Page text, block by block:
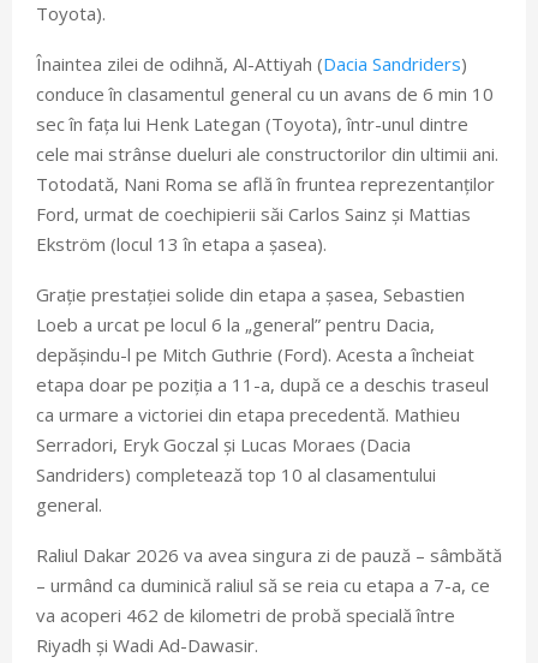
Toyota).
Înaintea zilei de odihnă, Al-Attiyah (Dacia Sandriders)
conduce în clasamentul general cu un avans de 6 min 10
sec în fața lui Henk Lategan (Toyota), într-unul dintre
cele mai strânse dueluri ale constructorilor din ultimii ani.
Totodată, Nani Roma se află în fruntea reprezentanților
Ford, urmat de coechipierii săi Carlos Sainz și Mattias
Ekström (locul 13 în etapa a șasea).
Grație prestației solide din etapa a șasea, Sebastien
Loeb a urcat pe locul 6 la „general” pentru Dacia,
depășindu-l pe Mitch Guthrie (Ford). Acesta a încheiat
etapa doar pe poziția a 11-a, după ce a deschis traseul
ca urmare a victoriei din etapa precedentă. Mathieu
Serradori, Eryk Goczal și Lucas Moraes (Dacia
Sandriders) completează top 10 al clasamentului
general.
Raliul Dakar 2026 va avea singura zi de pauză – sâmbătă
– urmând ca duminică raliul să se reia cu etapa a 7-a, ce
va acoperi 462 de kilometri de probă specială între
Riyadh și Wadi Ad-Dawasir.